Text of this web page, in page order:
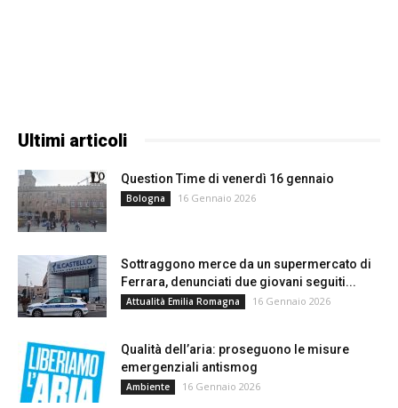
Ultimi articoli
Question Time di venerdì 16 gennaio
Bologna 16 Gennaio 2026
Sottraggono merce da un supermercato di
Ferrara, denunciati due giovani seguiti...
Attualità Emilia Romagna 16 Gennaio 2026
Qualità dell’aria: proseguono le misure
emergenziali antismog
Ambiente 16 Gennaio 2026